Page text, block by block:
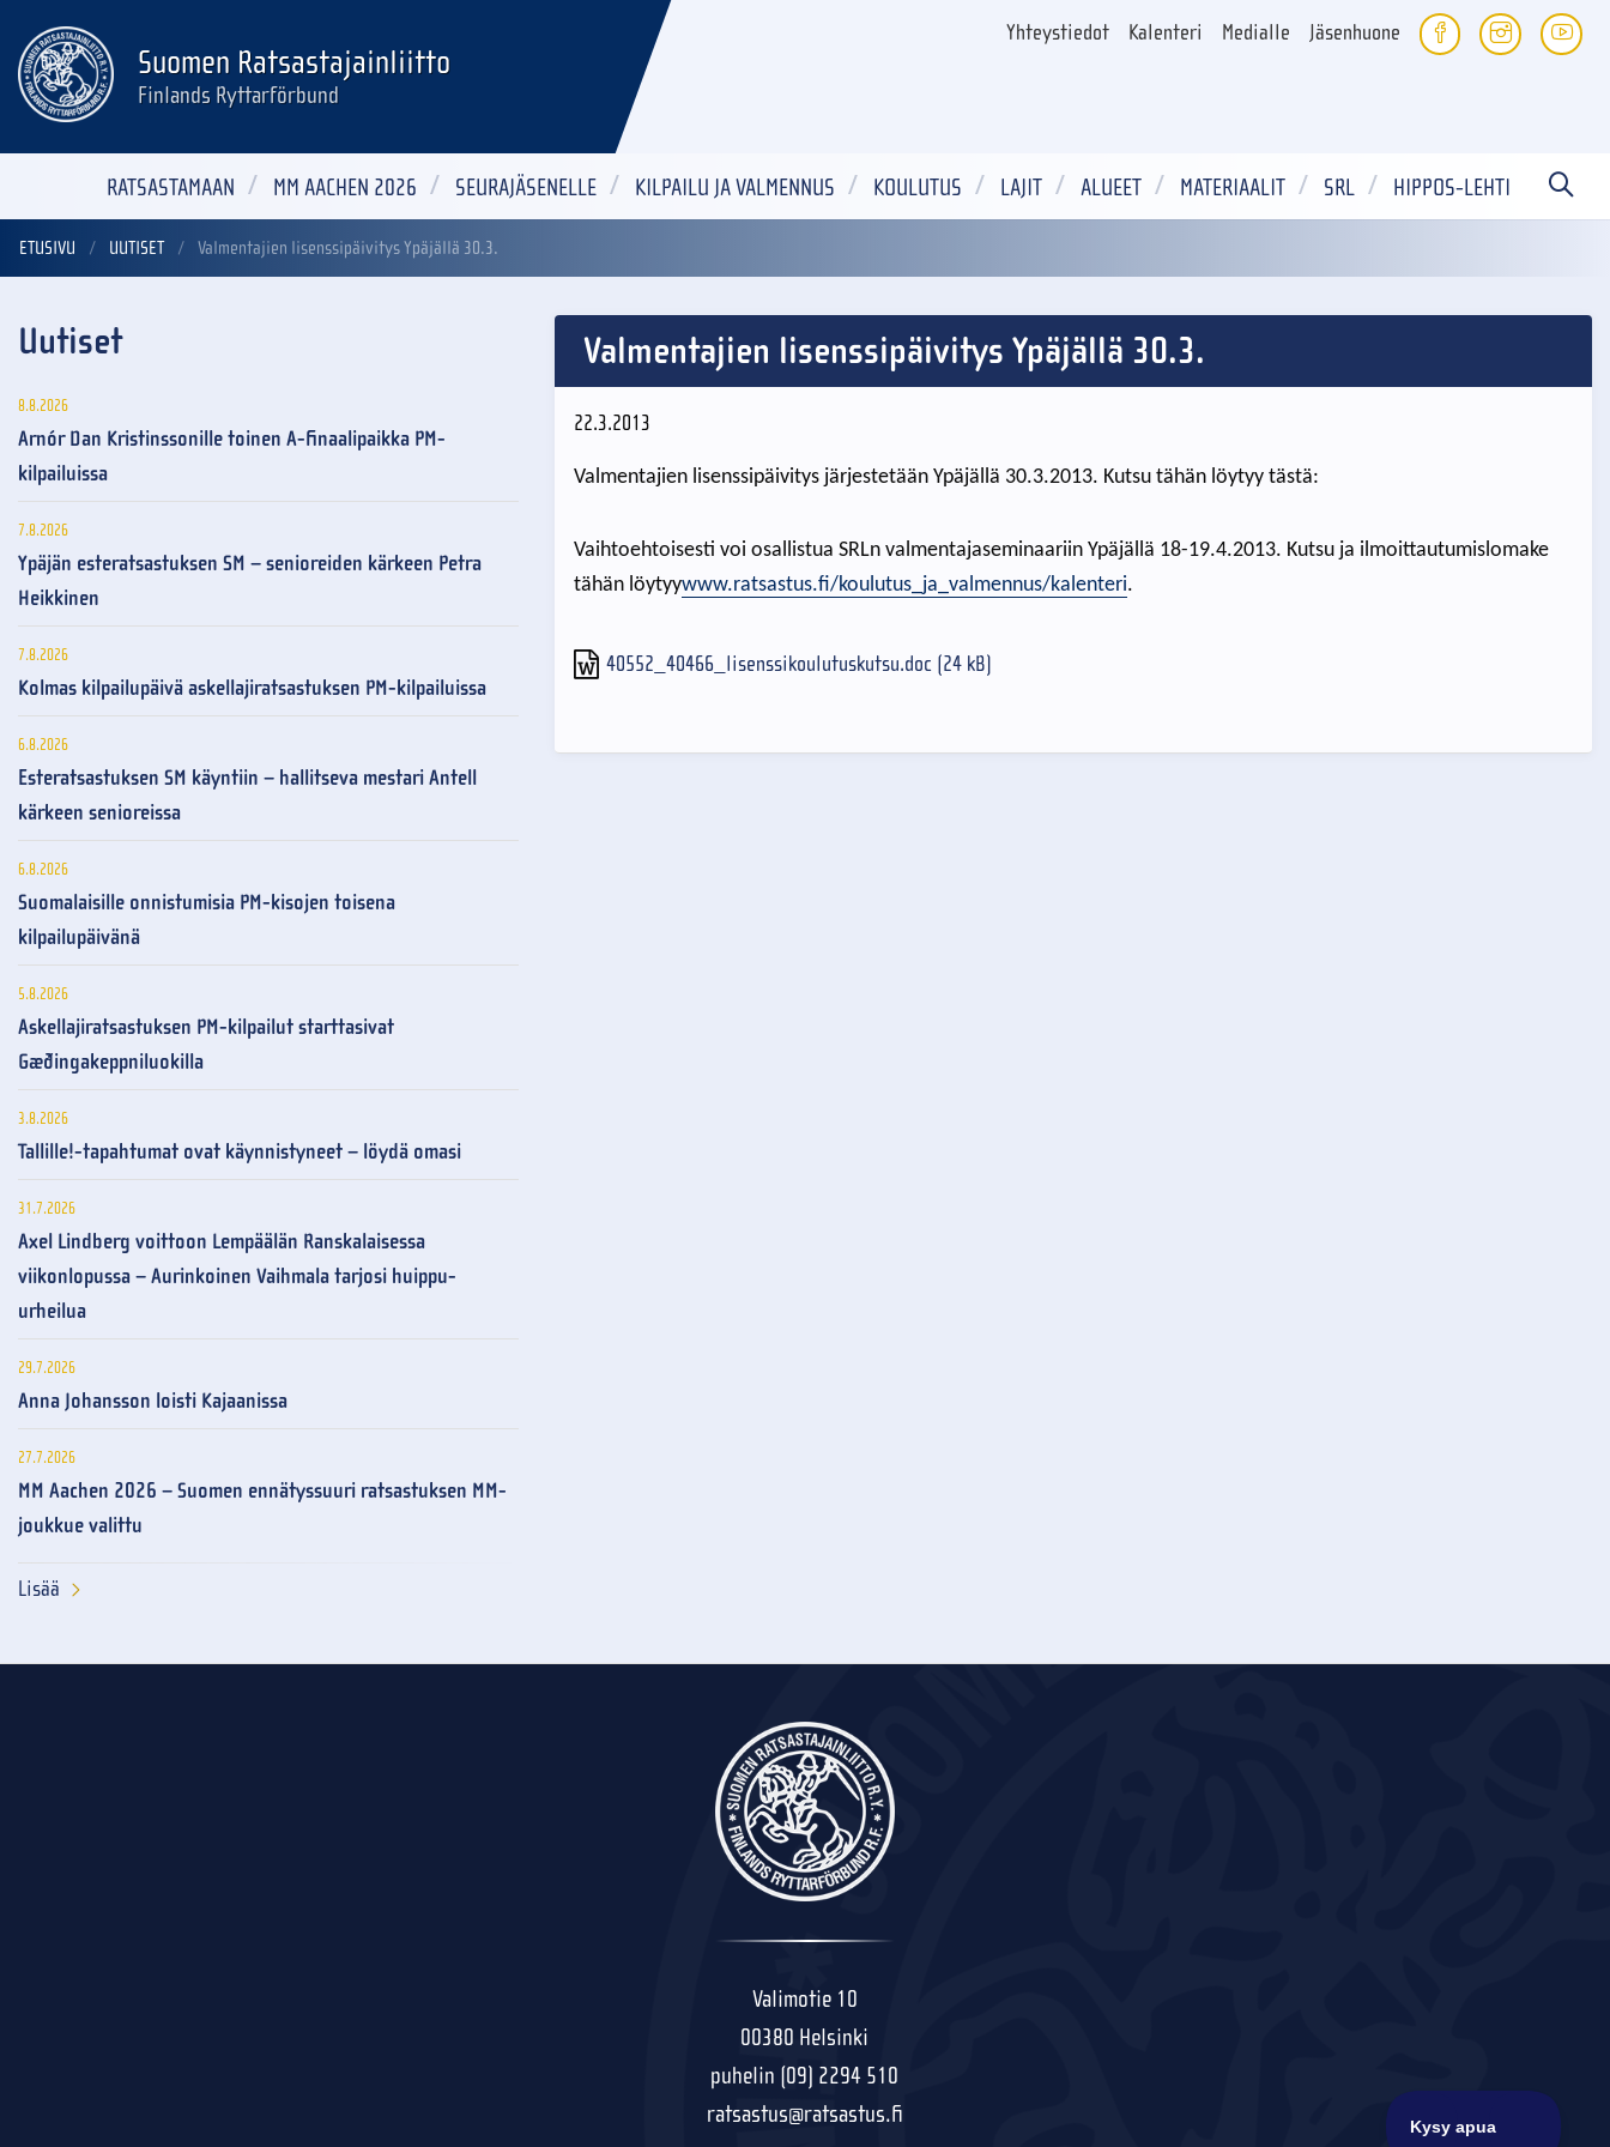
Yhteystiedot Kalenteri Medialle Jäsenhuone
Suomen Ratsastajainliitto
Finlands Ryttarförbund
RATSASTAMAAN MM AACHEN 2026 SEURAJÄSENELLE KILPAILU JA VALMENNUS KOULUTUS LAJIT ALUEET MATERIAALIT SRL HIPPOS-LEHTI
ETUSIVU UUTISET Valmentajien lisenssipäivitys Ypäjällä 30.3.
Valmentajien lisenssipäivitys Ypäjällä 30.3.
22.3.2013
Valmentajien lisenssipäivitys järjestetään Ypäjällä 30.3.2013. Kutsu tähän löytyy tästä:
Vaihtoehtoisesti voi osallistua SRLn valmentajaseminaariin Ypäjällä 18-19.4.2013. Kutsu ja ilmoittautumislomake
tähän löytyywww.ratsastus.fi/koulutus_ja_ valmennus/kalenteri.
40552_40466_lisenssikoulutuskutsu.doc (24 kB)
Uutiset
8.8.2026
Arnór Dan Kristinssonille toinen A-finaalipaikka PM-
kilpailuissa
7.8.2026
Ypäjän esteratsastuksen SM – senioreiden kärkeen Petra
Heikkinen
7.8.2026
Kolmas kilpailupäivä askellajiratsastuksen PM-kilpailuissa
6.8.2026
Esteratsastuksen SM käyntiin – hallitseva mestari Antell
kärkeen senioreissa
6.8.2026
Suomalaisille onnistumisia PM-kisojen toisena
kilpailupäivänä
5.8.2026
Askellajiratsastuksen PM-kilpailut starttasivat
Gæðingakeppniluokilla
3.8.2026
Tallille!-tapahtumat ovat käynnistyneet – löydä omasi
31.7.2026
Axel Lindberg voittoon Lempäälän Ranskalaisessa
viikonlopussa – Aurinkoinen Vaihmala tarjosi huippu-
urheilua
29.7.2026
Anna Johansson loisti Kajaanissa
27.7.2026
MM Aachen 2026 – Suomen ennätyssuuri ratsastuksen MM-
joukkue valittu
Lisää
Valimotie 10
00380 Helsinki
puhelin (09) 2294 510
ratsastus@ratsastus.fi